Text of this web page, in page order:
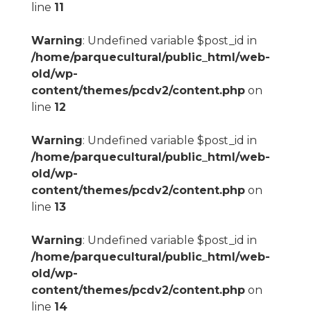
line 11
Warning: Undefined variable $post_id in
/home/parquecultural/public_html/web-
old/wp-
content/themes/pcdv2/content.phpon
line 12
Warning: Undefined variable $post_id in
/home/parquecultural/public_html/web-
old/wp-
content/themes/pcdv2/content.phpon
line 13
Warning: Undefined variable $post_id in
/home/parquecultural/public_html/web-
old/wp-
content/themes/pcdv2/content.phpon
line 14